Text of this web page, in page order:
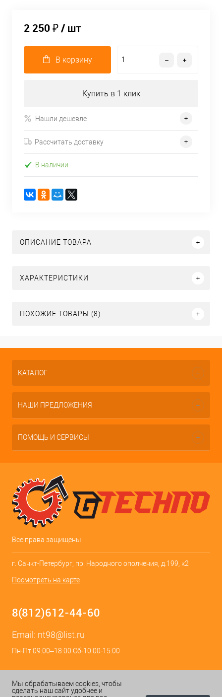
2 250 ₽/ шт
В корзину
Купить в 1 клик
Нашли дешевле
Рассчитать доставку
В наличии
ОПИСАНИЕ ТОВАРА
ХАРАКТЕРИСТИКИ
ПОХОЖИЕ ТОВАРЫ (8)
КАТАЛОГ
НАШИ ПРЕДЛОЖЕНИЯ
ПОМОЩЬ И СЕРВИСЫ
Все права защищены.
г. Санкт-Петербург, пр. Народного ополчения, д.199, к2
Посмотреть на карте
8(812)612-44-60
Email: nt98@list.ru
Пн-Пт 09:00–18:00 Сб-10:00-15:00
Мы обрабатываем cookies, чтобы
сделать наш сайт удобнее и